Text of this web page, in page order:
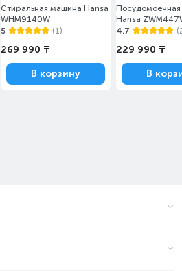
Стиральная машина Hansa
WHM9140W
5
(1)
269 990 ₸
В корзину
Hansa
4.7
229 990 ₸
В